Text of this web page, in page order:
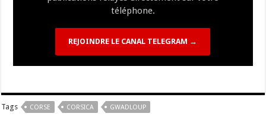
téléphone.
REJOINDRE LE CANAL TELEGRAM →
Tags CORSE CORSICA GWADLOUP